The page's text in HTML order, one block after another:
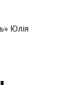
Юлія